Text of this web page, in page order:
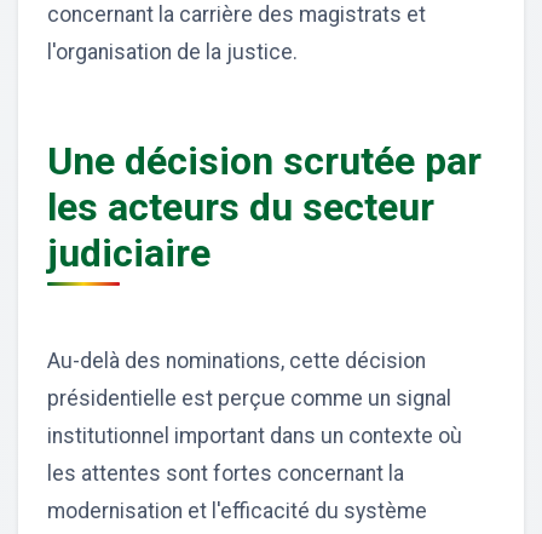
concernant la carrière des magistrats et
l'organisation de la justice.
Une décision scrutée par
les acteurs du secteur
judiciaire
Au-delà des nominations, cette décision
présidentielle est perçue comme un signal
institutionnel important dans un contexte où
les attentes sont fortes concernant la
modernisation et l'efficacité du système